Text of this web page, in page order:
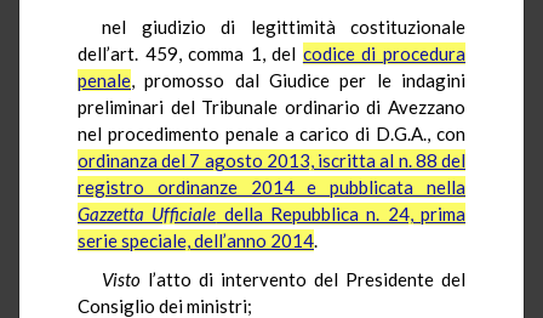
nel giudizio di legittimità costituzionale
dell’art. 459, comma 1, del codice di procedura
penale, promosso dal Giudice per le indagini
preliminari del Tribunale ordinario di Avezzano
nel procedimento penale a carico di D.G.A., con
ordinanza del 7 agosto 2013, iscritta al n. 88 del
registro ordinanze 2014 e pubblicata nella
Gazzetta Ufficiale della Repubblica n. 24, prima
serie speciale, dell’anno 2014.
Visto l’atto di intervento del Presidente del
Consiglio dei ministri;